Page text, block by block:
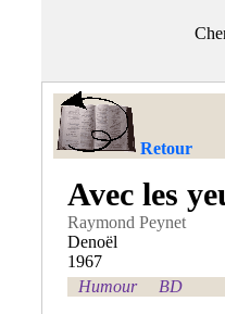
Retour
Avec les
Raymond Peynet
Denoël
1967
Humour
BD